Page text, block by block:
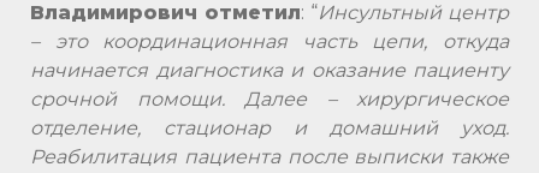
Владимирович отметил: “Инсультный центр
– это координационная часть цепи, откуда
начинается диагностика и оказание пациенту
срочной помощи. Далее – хирургическое
отделение, стационар и домашний уход.
Реабилитация пациента после выписки также